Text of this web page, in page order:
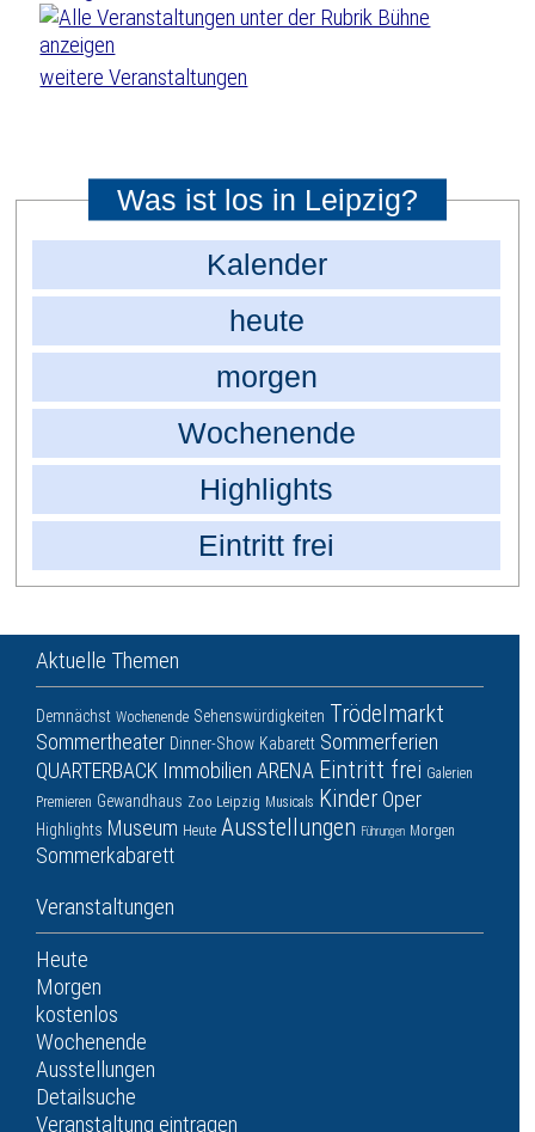
weitere Veranstaltungen
Was ist los in Leipzig?
Kalender
heute
morgen
Wochenende
Highlights
Eintritt frei
Aktuelle Themen
Demnächst Wochenende Sehenswürdigkeiten Trödelmarkt
Sommertheater Dinner-Show Kabarett Sommerferien
QUARTERBACK Immobilien ARENA Eintritt frei Galerien
Premieren Gewandhaus Zoo Leipzig Musicals Kinder Oper
Highlights Museum Heute Ausstellungen Führungen Morgen
Sommerkabarett
Veranstaltungen
Heute
Morgen
kostenlos
Wochenende
Ausstellungen
Detailsuche
Veranstaltung eintragen